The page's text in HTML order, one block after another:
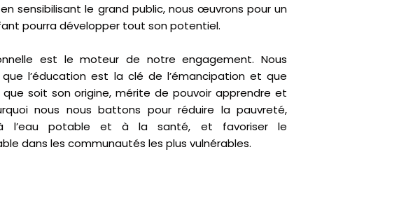
sensibilisant le grand public, nous œuvrons pour un
pourra développer tout son potentiel.
est le moteur de notre engagement. Nous
l’éducation est la clé de l’émancipation et que
soit son origine, mérite de pouvoir apprendre et
nous nous battons pour réduire la pauvreté,
à l’eau potable et à la santé, et favoriser le
dans les communautés les plus vulnérables.